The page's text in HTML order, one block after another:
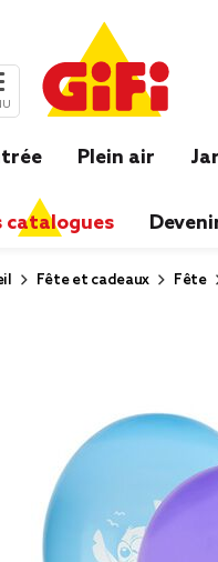
Plein air
catalogues
Fête et cadeaux Fête